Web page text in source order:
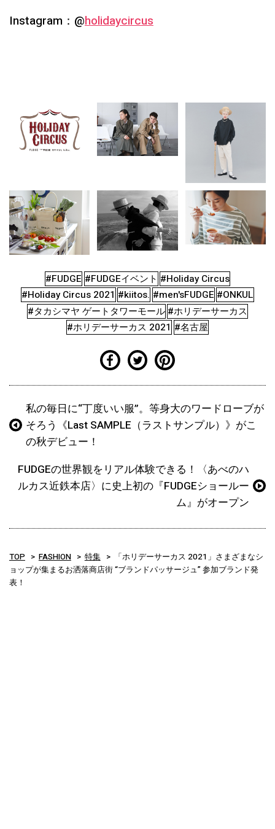
Instagram：@holidaycircus
#FUDGE #FUDGEイベント #Holiday Circus
#Holiday Circus 2021 #kiitos. #men'sFUDGE #ONKUL
#タカシマヤ ゲートタワーモール #ホリデーサーカス
#ホリデーサーカス 2021 #名古屋
私の毎日に“丁度いい服”。等身大のワードローブが
そろう《Last SAMPLE（ラストサンプル）》がこ
の秋デビュー！
FUDGEの世界観をリアル体験できる！〈あべのハ
ルカス近鉄本店〉に史上初の『FUDGEショールー
ム』がオープン
TOP FASHION 特集
「ホリデーサーカス 2021」さまざまなシ
ョップが集まるお洒落商店街 “ブランドパッサージュ” 参加ブランド発
表！